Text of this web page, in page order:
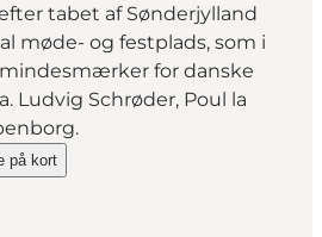
tabet af Sønderjylland
møde- og festplads, som i
for danske
Ludvig Schrøder, Poul la
Skibelund Krat"
på kort
Monumentparken Skibelund Krat on_map